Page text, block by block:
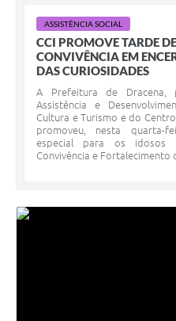
ASSISTÊNCIA SOCIAL
CCI PROMOVE TARDE
CONVIVÊNCIA EM
DAS CURIOSIDADES
A Prefeitura de
Assistência e
Cultura e Turismo e do
promoveu, nesta quarta-
especial para os idosos
Convivência e Fortalecimento